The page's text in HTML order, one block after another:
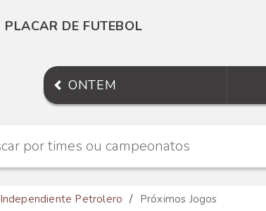
PLACAR DE FUTEBOL
ONTEM
Independiente Petrolero Próximos Jogos